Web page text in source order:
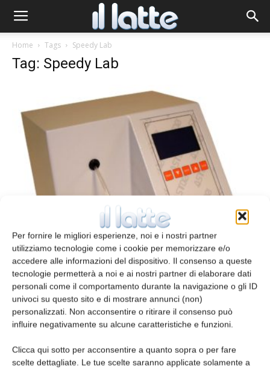
Per fornire le migliori esperienze, noi e i nostri partner
utilizziamo tecnologie come i cookie per memorizzare e/o
accedere alle informazioni del dispositivo. Il consenso a queste
tecnologie permetterà a noi e ai nostri partner di elaborare dati
personali come il comportamento durante la navigazione o gli ID
univoci su questo sito e di mostrare annunci (non)
personalizzati. Non acconsentire o ritirare il consenso può
influire negativamente su alcune caratteristiche e funzioni.
Clicca qui sotto per acconsentire a quanto sopra o per fare
scelte dettagliate. Le tue scelte saranno applicate solamente a
Home Tags Speedy Lab
Tag: Speedy Lab
Analisi senza laboratorio
redazione 1 Agosto 2013
Leggi la rivista